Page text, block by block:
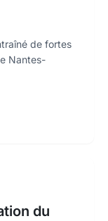
de fortes
Nantes-
du